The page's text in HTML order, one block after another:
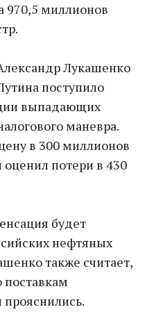
970,5 миллионов
Лукашенко
поступило
выпадающих
маневра.
в 300 миллионов
оценил потери в 430
будет
нефтяных
также считает,
прояснились.